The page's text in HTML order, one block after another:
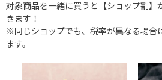
対象商品を一緒に買うと【ショップ割】
きます！
※同じショップでも、税率が異なる場合
ます。